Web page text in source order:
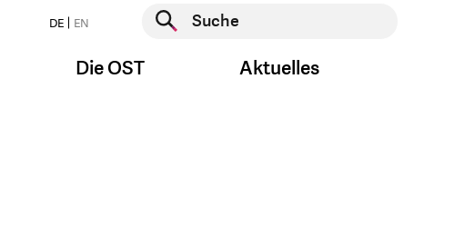
DE EN
Suche starten
Die OST Aktuelles